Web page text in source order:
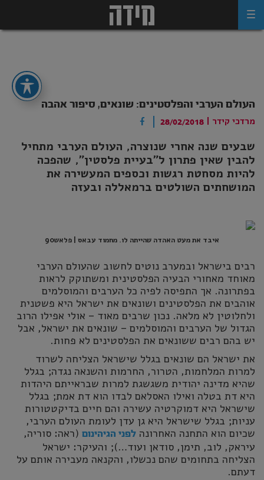
העולם הערבי והפלסטינים: שונאים, סיפור אהבה
מרדכי קידר
28/02/2018
שבעים שנה אחרי שנוצרה, העולם הערבי מתחיל
להבין שאין פתרון ל"בעיית פלסטין", שהפכה
להיות מסחטת רגשות וכספים המעשירה את
המושחתים השולטים ברמאללה ובעזה
איבד את מעט האהדה שהייתה לו. מחמוד עבאס | פלאש90
רבים בישראל ובמערב נוטים לחשוב שהעולם הערבי
מאוחד מאחורי הבעיה הפלסטינית ומשתוקק לראות
בפתרונה. אך התפיסה לפיה כל הערבים והמוסלמים
אוהבים את הפלסטינים ושונאים את ישראל היא פשטנית
ולחלוטין לא מלאה. נכון שרבים מאוד – אולי אפילו הרוב
הגדול של הערבים והמוסלמים – שונאים את ישראל, אבל
יש בהם רבים ששונאים את הפלסטינים לא פחות.
את ישראל הם שונאים בגלל שישראל הצליחה לשרוד
למרות המלחמות, הטרור, החרמות והשנאה נגדה; בגלל
שהיא מדינה יהודית משגשגת למרות שבראייתם היהדות
היא דת בטלה ואילו האסלאם לבדו הוא דת אמת; בגלל
שישראל היא דמוקרטיה עשירה והם חיים בדיקטטורות
עניות; בגלל שישראל היא גן עדן לעומת העולם הערבי,
שכיום הוא התחנה האחרונה לפני הגיהינום (ראה: סוריה,
עיראק, לוב, תימן, סודאן ועוד…); והעיקר: ישראל
הצליחה בתחומים שהם נכשלו, והקנאה מעבירה אותם על
דעתם.